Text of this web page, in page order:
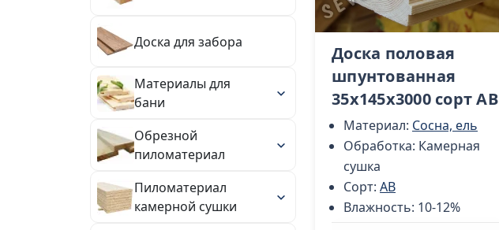
Доска для забора
Материалы для
бани
Обрезной
пиломатериал
Пиломатериал
камерной сушки
Доска половая
шпунтованная
35х145х3000 сорт AB
Материал: Сосна, ель
Обработка: Камерная
сушка
Сорт: AB
Влажность: 10-12%